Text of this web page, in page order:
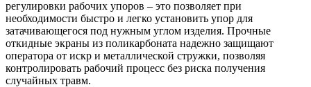
регулировки рабочих упоров – это позволяет при
необходимости быстро и легко установить упор для
затачивающегося под нужным углом изделия. Прочные
откидные экраны из поликарбоната надежно защищают
оператора от искр и металлической стружки, позволяя
контролировать рабочий процесс без риска получения
случайных травм.